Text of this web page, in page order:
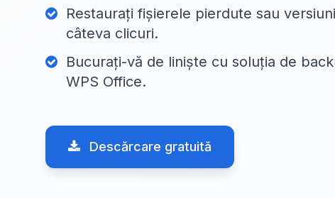
Restaurați fișierele pierdute sau
câteva clicuri.
Bucurați-vă de liniște cu soluția de
WPS Office.
Descărcare gratuită